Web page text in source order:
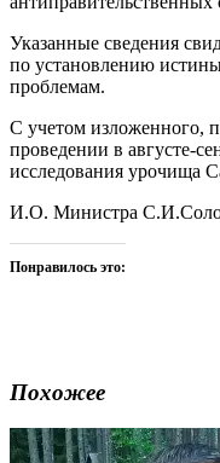
Указанные сведения
по установлению
проблемам.
С учетом изложенного,
проведении в августе-
исследования урочища
И.О. Министра
Понравилось это:
Похожее